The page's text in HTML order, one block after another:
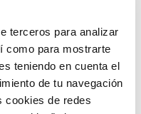
terceros para analizar
como para mostrarte
teniendo en cuenta el
de tu navegación
cookies de redes
qué pedir, déjate seducir
jengibre y bechamel de
hindu de lentejas.